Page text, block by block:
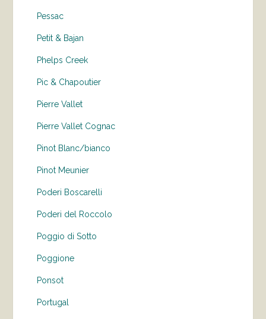
Pessac
Petit & Bajan
Phelps Creek
Pic & Chapoutier
Pierre Vallet
Pierre Vallet Cognac
Pinot Blanc/bianco
Pinot Meunier
Poderi Boscarelli
Poderi del Roccolo
Poggio di Sotto
Poggione
Ponsot
Portugal